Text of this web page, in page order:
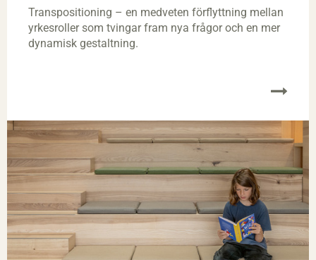
Transpositioning – en medveten förflyttning mellan
yrkesroller som tvingar fram nya frågor och en mer
dynamisk gestaltning.